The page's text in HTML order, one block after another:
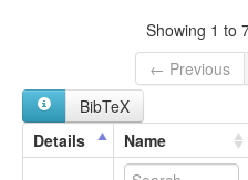
Showing 1 to
← Previous
BibTeX
Details
Name